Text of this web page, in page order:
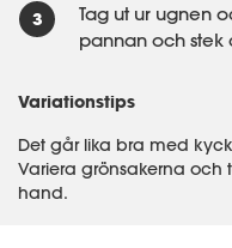
Tag ut ur ugnen
pannan och stek
Variationstips
Det går lika bra med
Variera grönsakerna och
hand.